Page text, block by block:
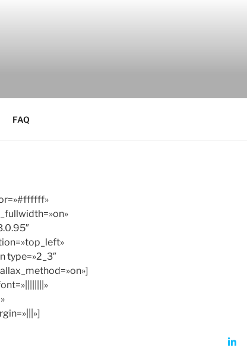
FAQ
type=»2_3″